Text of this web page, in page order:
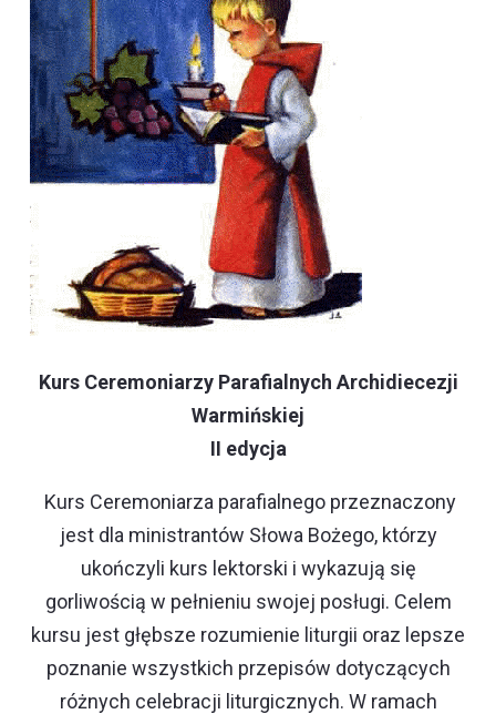
Kurs Ceremoniarzy Parafialnych Archidiecezji
Warmińskiej
II edycja
Kurs Ceremoniarza parafialnego przeznaczony
jest dla ministrantów Słowa Bożego, którzy
ukończyli kurs lektorski i wykazują się
gorliwością w pełnieniu swojej posługi. Celem
kursu jest głębsze rozumienie liturgii oraz lepsze
poznanie wszystkich przepisów dotyczących
różnych celebracji liturgicznych. W ramach